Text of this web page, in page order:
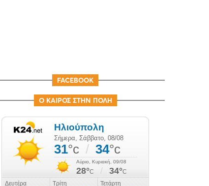
FACEBOOK
Ο ΚΑΙΡΟΣ ΣΤΗΝ ΠΟΛΗ